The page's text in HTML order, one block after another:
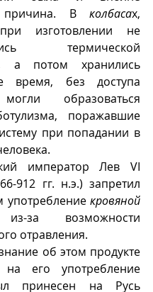
причина. В колбасах,
изготовлении не
термической
а потом хранились
время, без доступа
образоваться
поражавшие
при попадании в
император Лев VI
912 гг. н.э.) запретил
употребление кровяной
за возможности
отравления.
об этом продукте
его употребление
принесен на Русь